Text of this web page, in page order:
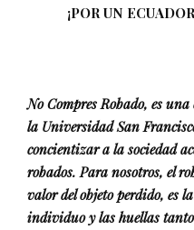
¡POR UN
No Compres Robado, es
la Universidad San
concientizar a la sociedad
robados. Para nosotros, el
valor del objeto perdido, es
individuo y las huellas